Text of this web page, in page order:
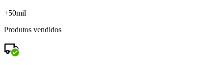
+50mil
Produtos vendidos